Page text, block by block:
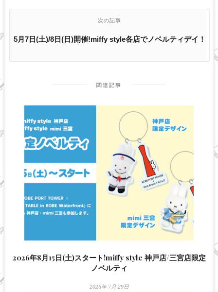
次の記事
5月7日(土)/8日(日)開催!miffy style各店でノベルティデイ！
関連記事
2026年8月15日(土)スタート!miffy style 神戸店/三宮店限定
ノベルティ
2026年 7月 29日